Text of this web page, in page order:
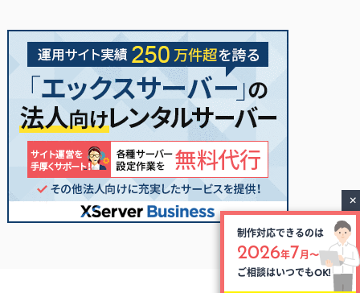
制作対応できるのは
2026年7月〜
ご相談はいつでもOK!